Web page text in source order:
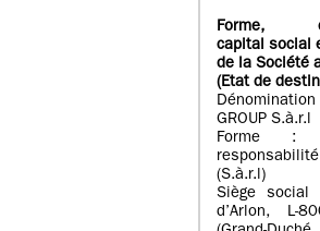
Forme,
capital social
de la Société
(Etat de
GROUP S.à.r.l
Forme :
(S.à.r.l)
Siège social
d’Arlon, L-